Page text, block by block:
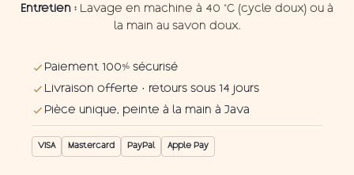
Entretien : Lavage en machine à 40 °C (cycle doux) ou à
la main au savon doux.
Paiement 100% sécurisé
Livraison offerte · retours sous 14 jours
Pièce unique, peinte à la main à Java
VISA Mastercard PayPal Apple Pay